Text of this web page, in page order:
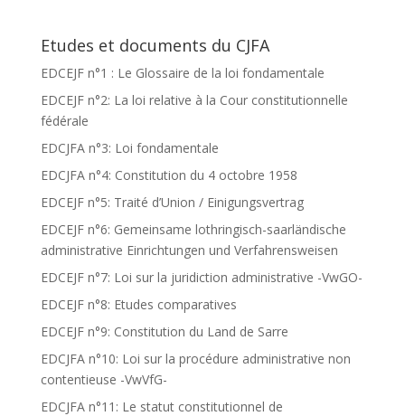
Etudes et documents du CJFA
EDCEJF n°1 : Le Glossaire de la loi fondamentale
EDCEJF n°2: La loi relative à la Cour constitutionnelle
fédérale
EDCJFA n°3: Loi fondamentale
EDCJFA n°4: Constitution du 4 octobre 1958
EDCEJF n°5: Traité d’Union / Einigungsvertrag
EDCEJF n°6: Gemeinsame lothringisch-saarländische
administrative Einrichtungen und Verfahrensweisen
EDCEJF n°7: Loi sur la juridiction administrative -VwGO-
EDCEJF n°8: Etudes comparatives
EDCEJF n°9: Constitution du Land de Sarre
EDCJFA n°10: Loi sur la procédure administrative non
contentieuse -VwVfG-
EDCJFA n°11: Le statut constitutionnel de